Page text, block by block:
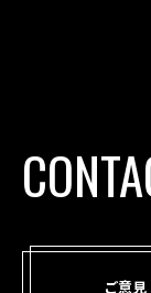
ご意